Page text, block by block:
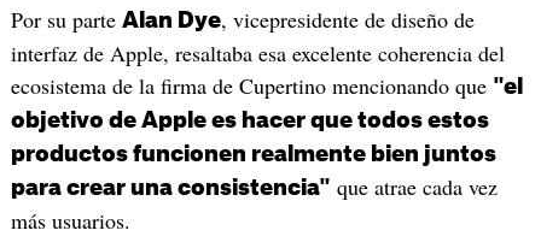
Por su parte Alan Dye, vicepresidente de diseño de
interfaz de Apple, resaltaba esa excelente coherencia del
ecosistema de la firma de Cupertino mencionando que "el
objetivo de Apple es hacer que todos estos
productos funcionen realmente bien juntos
para crear una consistencia" que atrae cada vez
más usuarios.